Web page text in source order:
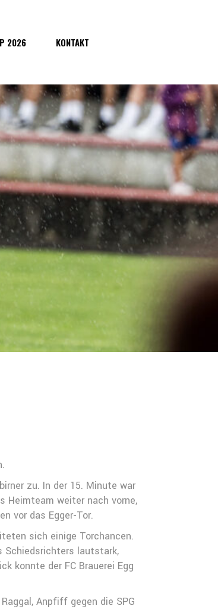
2026 KONTAKT
zu. In der 15. Minute war
Heimteam weiter nach vorne,
vor das Egger-Tor.
sich einige Torchancen.
Schiedsrichters lautstark,
konnte der FC Brauerei Egg
Anpfiff gegen die SPG